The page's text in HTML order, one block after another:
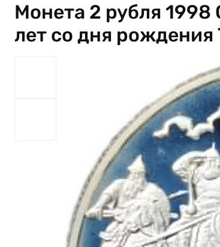
Монета 2 рубля
лет со дня рождения